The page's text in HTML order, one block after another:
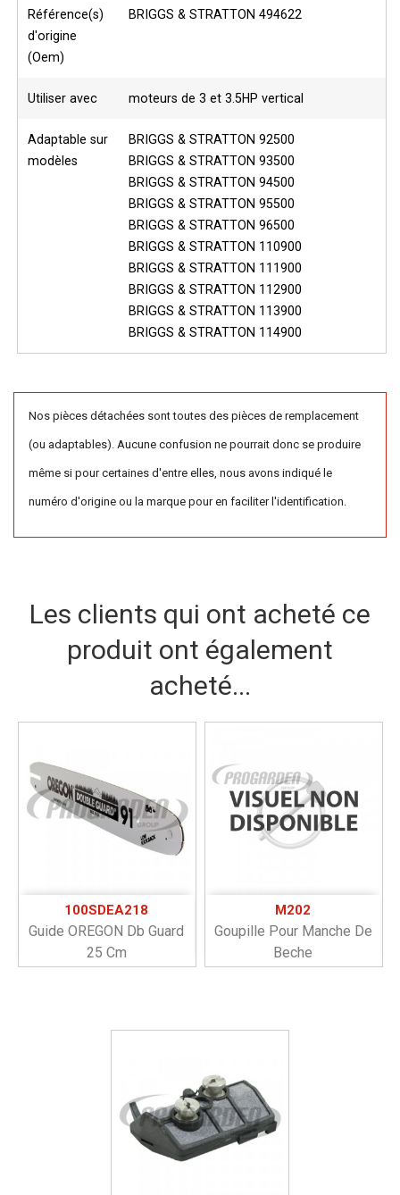
Référence(s)
d'origine
(Oem)
BRIGGS & STRATTON 494622
Utiliser avec moteurs de 3 et 3.5HP vertical
Adaptable sur
modèles
BRIGGS & STRATTON 92500
BRIGGS & STRATTON 93500
BRIGGS & STRATTON 94500
BRIGGS & STRATTON 95500
BRIGGS & STRATTON 96500
BRIGGS & STRATTON 110900
BRIGGS & STRATTON 111900
BRIGGS & STRATTON 112900
BRIGGS & STRATTON 113900
BRIGGS & STRATTON 114900
Nos pièces détachées sont toutes des pièces de remplacement
(ou adaptables). Aucune confusion ne pourrait donc se produire
même si pour certaines d'entre elles, nous avons indiqué le
numéro d'origine ou la marque pour en faciliter l'identification.
Les clients qui ont acheté ce
produit ont également
acheté...
100SDEA218
Guide OREGON Db Guard
25 Cm
M202
Goupille Pour Manche De
Beche